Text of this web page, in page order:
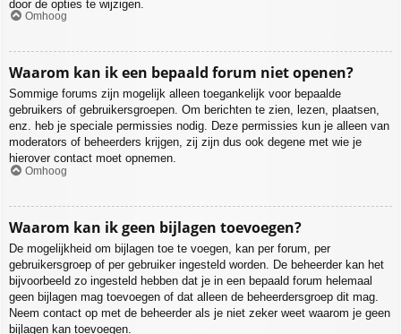
door de opties te wijzigen.
Omhoog
Waarom kan ik een bepaald forum niet openen?
Sommige forums zijn mogelijk alleen toegankelijk voor bepaalde
gebruikers of gebruikersgroepen. Om berichten te zien, lezen, plaatsen,
enz. heb je speciale permissies nodig. Deze permissies kun je alleen van
moderators of beheerders krijgen, zij zijn dus ook degene met wie je
hierover contact moet opnemen.
Omhoog
Waarom kan ik geen bijlagen toevoegen?
De mogelijkheid om bijlagen toe te voegen, kan per forum, per
gebruikersgroep of per gebruiker ingesteld worden. De beheerder kan het
bijvoorbeeld zo ingesteld hebben dat je in een bepaald forum helemaal
geen bijlagen mag toevoegen of dat alleen de beheerdersgroep dit mag.
Neem contact op met de beheerder als je niet zeker weet waarom je geen
bijlagen kan toevoegen.